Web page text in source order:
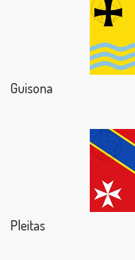
Guisona
Pleitas